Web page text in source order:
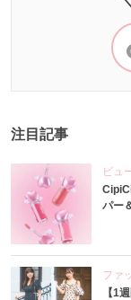
注目記事
ビュ
パー
ファ
【1